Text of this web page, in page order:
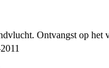
Ontvangst op het